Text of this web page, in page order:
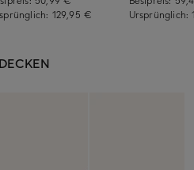
129,95 €
Ursprünglich: